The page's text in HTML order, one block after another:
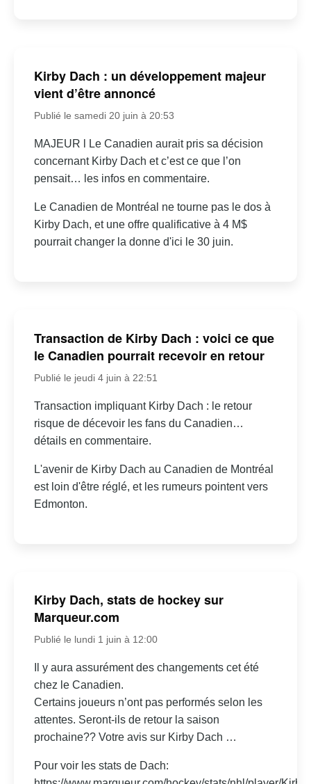
Kirby Dach : un développement majeur
vient d’être annoncé
Publié le samedi 20 juin à 20:53
MAJEUR l Le Canadien aurait pris sa décision
concernant Kirby Dach et c’est ce que l’on
pensait… les infos en commentaire.
Le Canadien de Montréal ne tourne pas le dos à
Kirby Dach, et une offre qualificative à 4 M$
pourrait changer la donne d'ici le 30 juin.
Transaction de Kirby Dach : voici ce que
le Canadien pourrait recevoir en retour
Publié le jeudi 4 juin à 22:51
Transaction impliquant Kirby Dach : le retour
risque de décevoir les fans du Canadien…
détails en commentaire.
L'avenir de Kirby Dach au Canadien de Montréal
est loin d'être réglé, et les rumeurs pointent vers
Edmonton.
Kirby Dach, stats de hockey sur
Marqueur.com
Publié le lundi 1 juin à 12:00
Il y aura assurément des changements cet été
chez le Canadien.
Certains joueurs n’ont pas performés selon les
attentes. Seront-ils de retour la saison
prochaine?? Votre avis sur Kirby Dach …
Pour voir les stats de Dach: